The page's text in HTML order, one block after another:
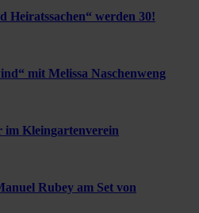
Heiratssachen“ werden 30!
mit Melissa Naschenweng
im Kleingartenverein
Rubey am Set von